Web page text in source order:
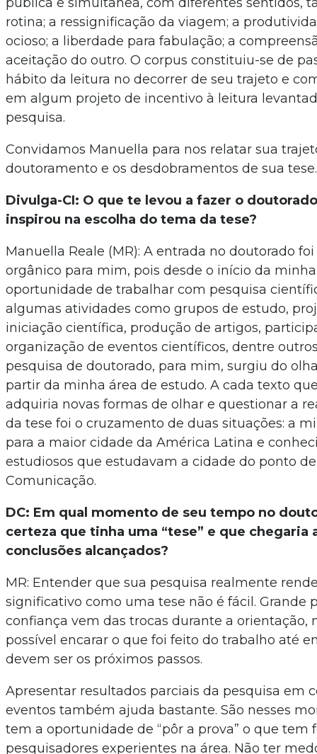
rotina; a ressignificação da viagem; a
ocioso; a liberdade para fabulação; a
aceitação do outro. O corpus constituiu-se de
hábito da leitura no decorrer de seu trajeto e
em algum projeto de incentivo à leitura
pesquisa.
Convidamos Manuella para nos relatar sua
doutoramento e os desdobramentos de sua tese.
Divulga-CI: O que te levou a fazer o
inspirou na escolha do tema da tese?
Manuella Reale (MR): A entrada no doutorado
orgânico para mim, pois desde o início da
oportunidade de trabalhar com pesquisa
algumas atividades como grupos de estudo,
iniciação científica, produção de artigos,
organização de eventos científicos, dentre
pesquisa de doutorado, para mim, surgiu do
partir da minha área de estudo. A cada texto
adquiria novas formas de olhar e questionar a
da tese foi o cruzamento de duas situações: a
para a maior cidade da América Latina e
estudiosos que estudavam a cidade do ponto
Comunicação.
DC: Em qual momento de seu tempo no
certeza que tinha uma “tese” e que chegaria
conclusões alcançados?
MR: Entender que sua pesquisa realmente
significativo como uma tese não é fácil. Grande
confiança vem das trocas durante a orientação,
possível encarar o que foi feito do trabalho até
devem ser os próximos passos.
Apresentar resultados parciais da pesquisa em
eventos também ajuda bastante. São nesses
tem a oportunidade de “pôr a prova” o que tem
pesquisadores experientes na área. Não ter